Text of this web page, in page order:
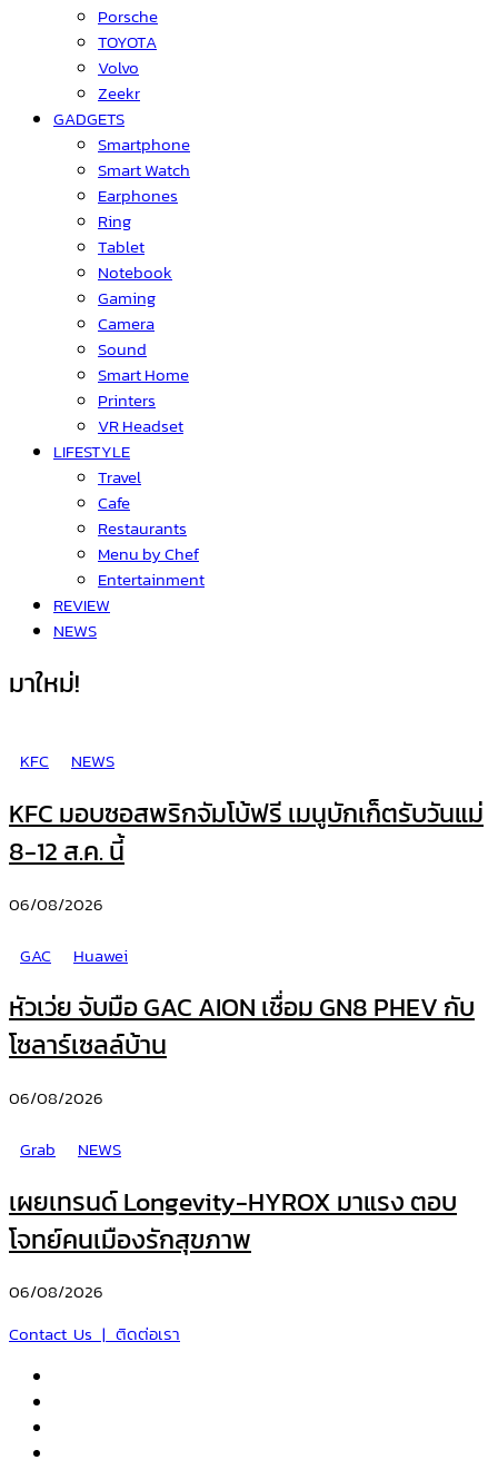
Porsche
TOYOTA
Volvo
Zeekr
GADGETS
Smartphone
Smart Watch
Earphones
Ring
Tablet
Notebook
Gaming
Camera
Sound
Smart Home
Printers
VR Headset
LIFESTYLE
Travel
Cafe
Restaurants
Menu by Chef
Entertainment
REVIEW
NEWS
มาใหม่!
KFC NEWS
KFC มอบซอสพริกจัมโบ้ฟรี เมนูบักเก็ตรับวันแม่
8-12 ส.ค. นี้
06/08/2026
GAC
Huawei
หัวเว่ย จับมือ GAC AION เชื่อม GN8 PHEV กับ
โซลาร์เซลล์บ้าน
06/08/2026
Grab
NEWS
เผยเทรนด์ Longevity-HYROX มาแรง ตอบ
โจทย์คนเมืองรักสุขภาพ
06/08/2026
Contact Us | ติดต่อเรา